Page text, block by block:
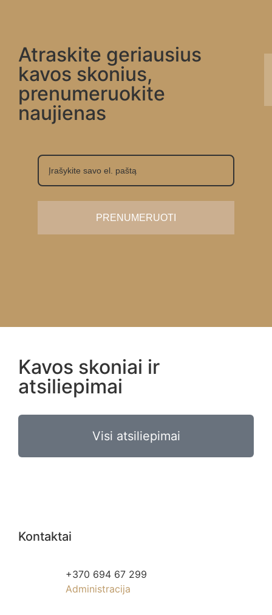
Atraskite geriausius
kavos skonius,
prenumeruokite
naujienas
PRENUMERUOTI
Kavos skoniai ir
atsiliepimai
Visi atsiliepimai
Kontaktai
+370 694 67 299
Administracija